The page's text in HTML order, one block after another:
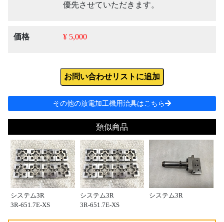
優先させていただきます。
価格 ¥ 5,000
お問い合わせリストに追加
その他の放電加工機用治具はこちら
類似商品
システム3R
3R-651.7E-XS
システム3R
3R-651.7E-XS
システム3R